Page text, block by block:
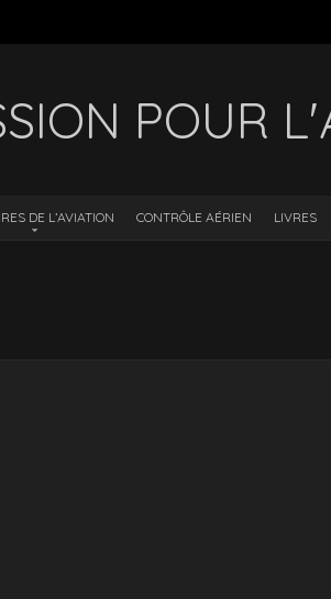
POUR
DE L’AVIATION CONTRÔLE AÉRIEN LIVRES